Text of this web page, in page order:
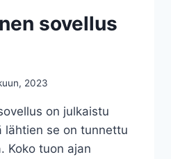
sovellus
2023
on julkaistu
lähtien se on tunnettu
Koko tuon ajan